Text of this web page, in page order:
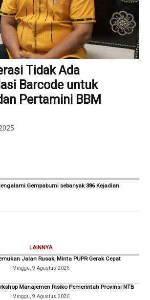
Tidak Ada
Barcode untuk
Pertamini BBM
Gempabumi sebanyak 386 Kejadian
LAINNYA
Jalan Rusak, Minta PUPR Gerak Cepat
Minggu, 9 Agustus 2026
Manajemen Risiko Pemerintah Provinsi NTB
Minggu, 9 Agustus 2026